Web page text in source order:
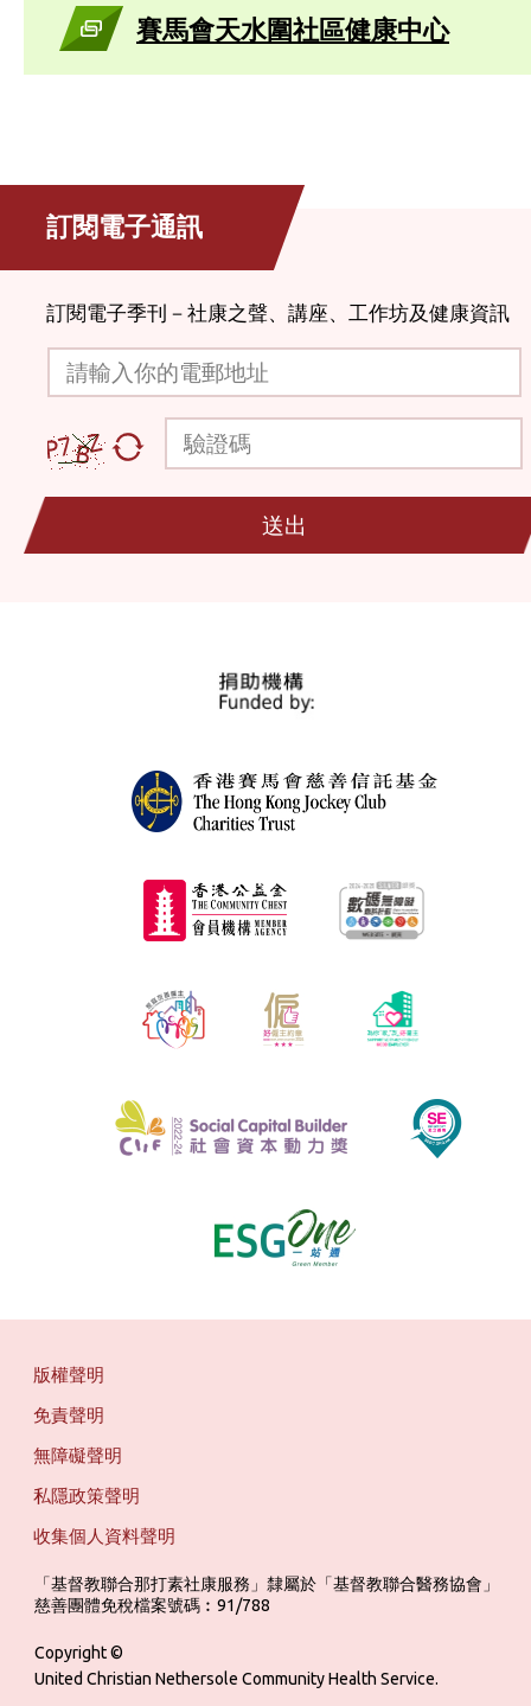
賽馬會天水圍社區健康中心
訂閱電子通訊
訂閱電子季刊－社康之聲、講座、工作坊及健康資訊
請輸入你的電郵地址
驗證碼
送出
版權聲明
免責聲明
無障礙聲明
私隱政策聲明
收集個人資料聲明
「基督教聯合那打素社康服務」隸屬於「基督教聯合醫務協會」
慈善團體免稅檔案號碼︰91/788
Copyright ©
United Christian Nethersole Community Health Service.